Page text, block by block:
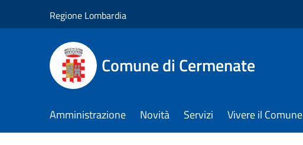
Regione Lombardia
Comune di Cermenate
Amministrazione Novità Servizi Vivere il Comune